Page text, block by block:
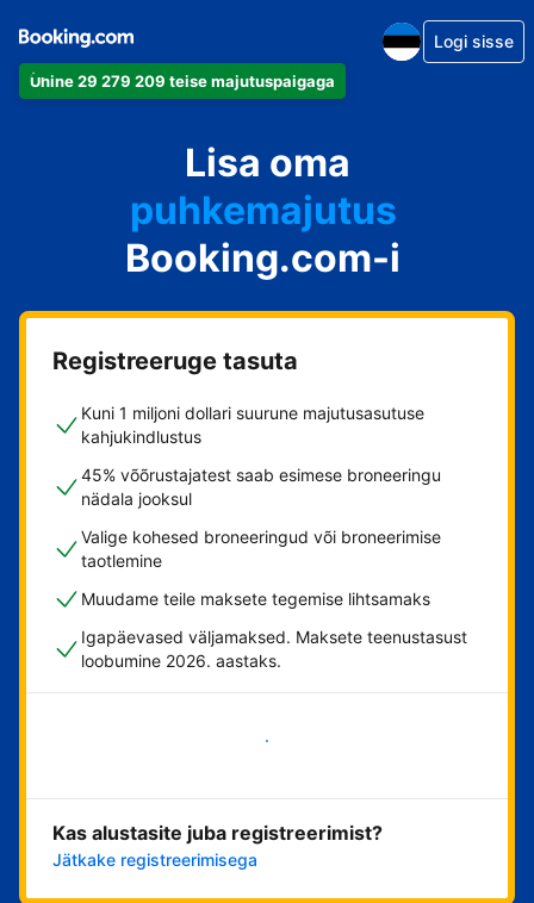
Ühine 29 279 209 teise majutuspaigaga
Logi sisse
Lisa oma
apartement
hotell
puhkemajutus
külalistemaja
hostel
Booking.com-i
Registreeruge tasuta
Kuni 1 miljoni dollari suurune majutusasutuse
kahjukindlustus
45% võõrustajatest saab esimese broneeringu
nädala jooksul
Valige kohesed broneeringud või broneerimise
taotlemine
Muudame teile maksete tegemise lihtsamaks
Igapäevased väljamaksed. Maksete teenustasust
loobumine 2026. aastaks.
Alusta kohe
Kas alustasite juba registreerimist?
Jätkake registreerimisega